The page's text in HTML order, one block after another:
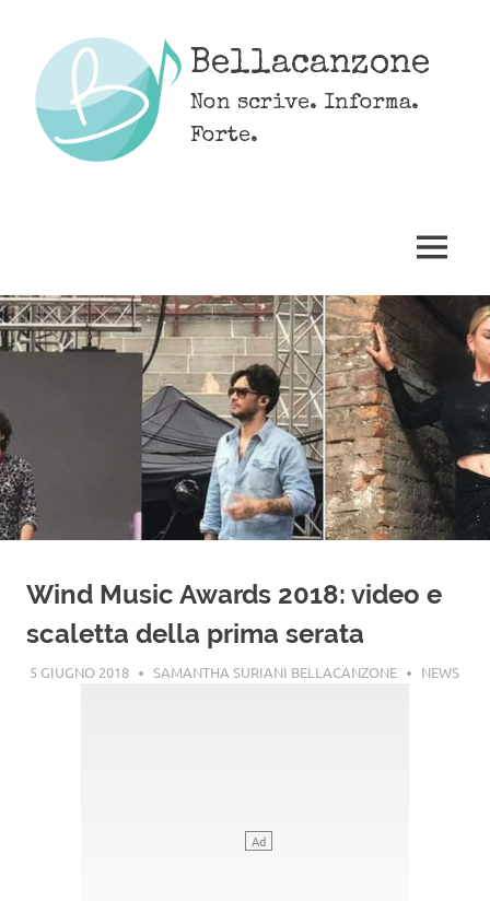
content
Bellacanzone
Non scrive. Informa.
Forte.
MENU
Wind Music Awards 2018: video e
scaletta della prima serata
5 GIUGNO 2018 SAMANTHA SURIANI BELLACANZONE NEWS